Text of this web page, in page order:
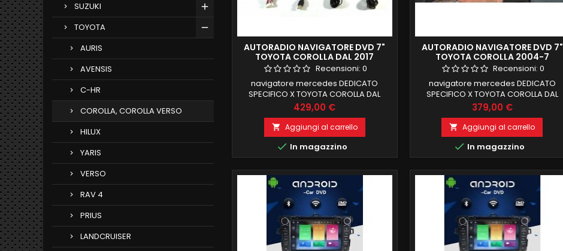
SUZUKI
TOYOTA
AURIS
AVENSIS
C-HR
COROLLA, COROLLA VERSO
HILUX
YARIS
VERSO
RAV 4
PRIUS
LANDCRUISER
AUTORADIO NAVIGATORE DVD 7"
TOYOTA COROLLA DAL 2017
ANDROID 9 4GB RAM 32 GB ROM
OCTACORE
Recensioni: 0
navigatore mercedes DEDICATO
SPECIFICO X TOYOTA COROLLA DAL
2017android 9 , il MIGLIORE MODELLO IN
COMMERCIO4 GB RAM 32 GB ROM
FUNZIONE MIRRORLINK WIFI
INTEGRATO BLUETOOTH INTEGRATO
ingresso camera e aux
Prezzo
429,00 €
 Aggiungi al carrello
 In magazzino
AUTORADIO NAVIGATORE DVD 7"
TOYOTA COROLLA 2004-7
ANDROID 9 2GB RAM 32 GB ROM
OCTACORE
Recensioni:0
navigatore mercedes DEDICATO
SPECIFICO X TOYOTA COROLLA DAL
2017android 9 , il MIGLIORE MODELLO IN
COMMERCIO2 GB RAM 32 GB ROM
FUNZIONE MIRRORLINK WIFI
INTEGRATO BLUETOOTH INTEGRATO
ingresso camera e aux
Prezzo
379,00 €
 Aggiungi al carrello
 In magazzino